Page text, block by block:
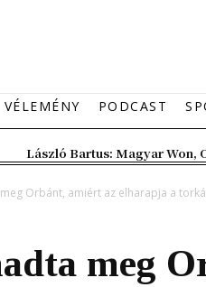
VÉLEMÉNY PODCAST
László Bartus: Magyar Won,
Orbánt, amiért az elharapja a
meg